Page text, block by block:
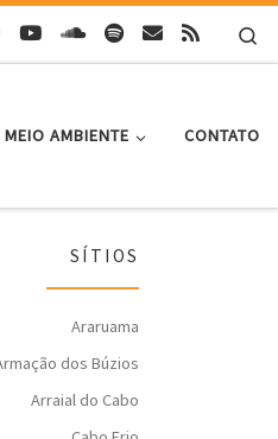
MEIO AMBIENTE CONTATO
SÍTIOS
Araruama
dos Búzios
Arraial do Cabo